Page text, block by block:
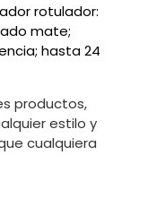
rotulador:
mate;
hasta 24
productos,
estilo y
cualquiera